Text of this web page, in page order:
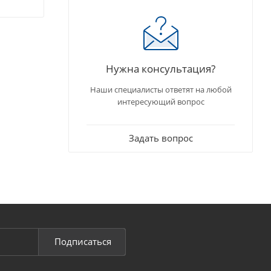
Нужна консультация?
Наши специалисты ответят на любой
интересующий вопрос
Задать вопрос
Подписаться